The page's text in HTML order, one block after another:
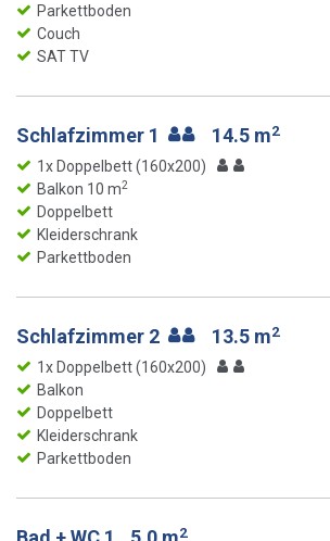
Parkettboden
Couch
SAT TV
Schlafzimmer 1 14.5 m2
1x Doppelbett (160x200)
Balkon 10 m2
Doppelbett
Kleiderschrank
Parkettboden
Schlafzimmer 2 13.5 m2
1x Doppelbett (160x200)
Balkon
Doppelbett
Kleiderschrank
Parkettboden
2